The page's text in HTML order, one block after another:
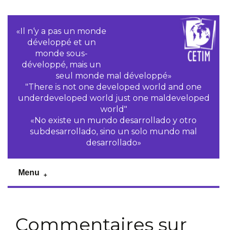
«Il n‘y a pas un monde
développé et un
monde sous-
développé, mais un
seul monde mal développé»
"There is not one developed world and one
underdeveloped world just one maldeveloped
world"
«No existe un mundo desarrollado y otro
subdesarrollado, sino un solo mundo mal
desarrollado»
Menu
Commentaires sur